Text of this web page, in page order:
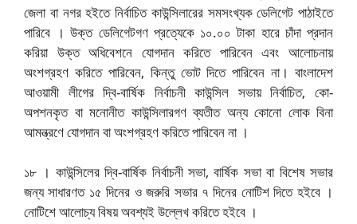
জেলা বা নগর হইতে নির্বাচিত কাউন্সিলারের সমসংখ্যক ডেলিগেট পাঠাইতে
পারিবে । উক্ত ডেলিগেটগণ প্রত্যেকে ১০.০০ টাকা হারে চাঁদা প্রদান
করিয়া উক্ত অধিবেশনে যোগদান করিতে পারিবেন এবং আলোচনায়
অংশগ্রহণ করিতে পারিবেন, কিন্তু ভোট দিতে পারিবেন না। বাংলাদেশ
আওয়ামী লীগের দ্বি-বার্ষিক নির্বাচনী কাউন্সিল সভায় নির্বাচিত, কো-
অপশনকৃত বা মনোনীত কাউন্সিলারগণ ব্যতীত অন্য কোনো লোক বিনা
আমন্ত্রণে যোগদান বা অংশগ্রহণ করিতে পারিবেন না ।
১৮ । কাউন্সিলের দ্বি-বার্ষিক নির্বাচনী সভা, বার্ষিক সভা বা বিশেষ সভার
জন্য সাধারণত ১৫ দিনের ও জরুরি সভার ৭ দিনের নোটিশ দিতে হইবে ।
নোটিশে আলোচ্য বিষয় অবশ্যই উল্লেখ করিতে হইবে ।